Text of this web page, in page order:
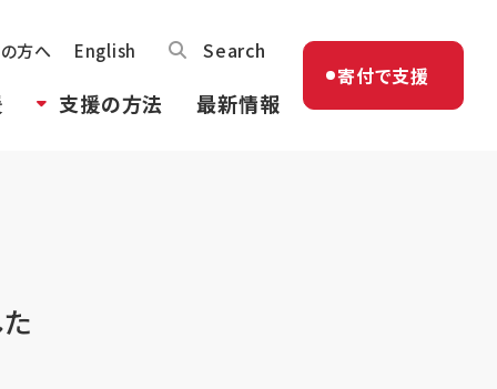
方へ English Search
支援の方法 最新情報
寄付で支援